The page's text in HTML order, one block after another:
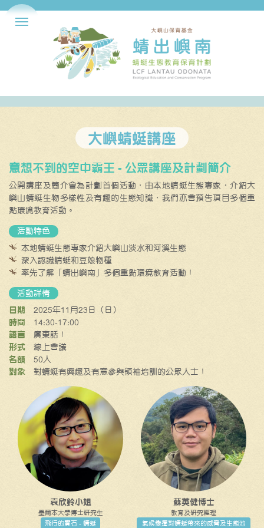
大嶼蜻蜓講座
意想不到的空中霸王 - 公眾講座及計劃簡介
公開講座及簡介會為計劃首個活動，由本地蜻蜓生態專家，介紹大
嶼山蜻蜓生物多樣性及有趣的生態知識，我們亦會預告項目多個重
點環境教育活動。
活動特色
本地蜻蜓生態專家介紹大嶼山淡水和河溪生態
深入認識蜻蜓和豆娘物種
率先了解「蜻出嶼南」多個重點環境教育活動！
活動詳情
日期
2025年11月23日（日）
時間
14:30-17:00
語言
廣東話！
形式
線上會議
名額
50人
對象
對蜻蜓有興趣及有意參與領袖培訓的公眾人士！
袁欣鈴小姐
墨爾本大學博士研究生
飛行的寶石 - 蜻蜓
蘇英健博士
教育及研究經理
氣候變遷對蜻蜓帶來的威脅及生態池